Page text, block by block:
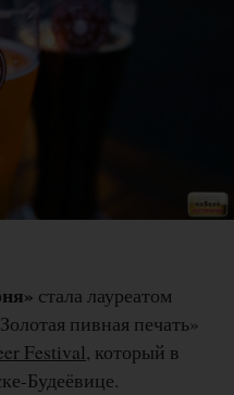
стала лауреатом
пивная печать»
Festival, который в
Будеёвице.